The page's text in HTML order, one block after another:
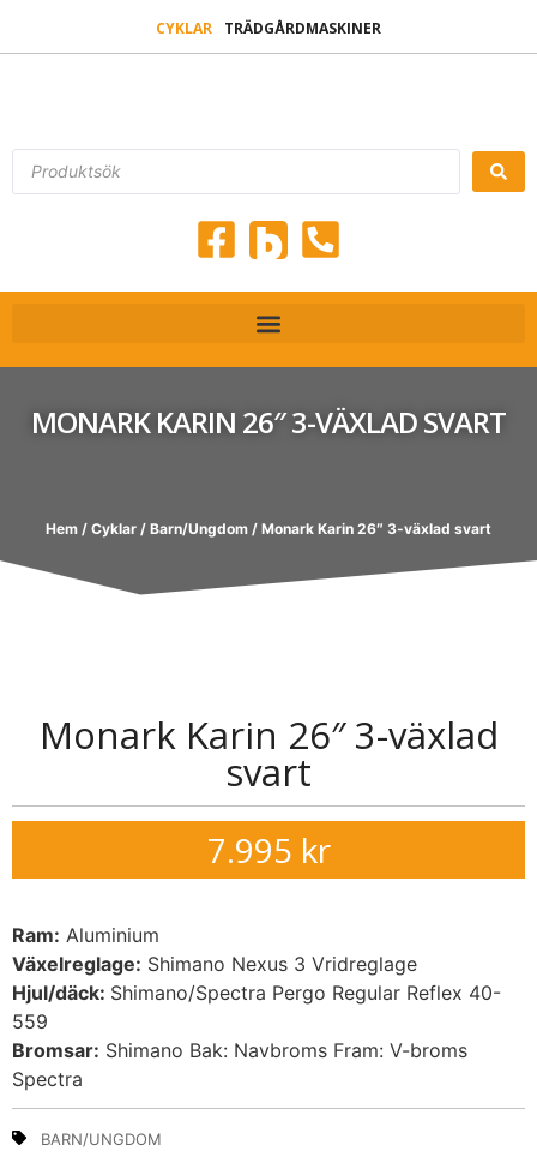
CYKLAR TRÄDGÅRDMASKINER
MONARK KARIN 26″ 3-VÄXLAD SVART
Hem / Cyklar / Barn/Ungdom / Monark Karin 26″ 3-växlad svart
Monark Karin 26″ 3-växlad
svart
7.995 kr
Ram: Aluminium
Växelreglage: Shimano Nexus 3 Vridreglage
Hjul/däck: Shimano/Spectra Pergo Regular Reflex 40-
559
Bromsar: Shimano Bak: Navbroms Fram: V-broms
Spectra
BARN/UNGDOM